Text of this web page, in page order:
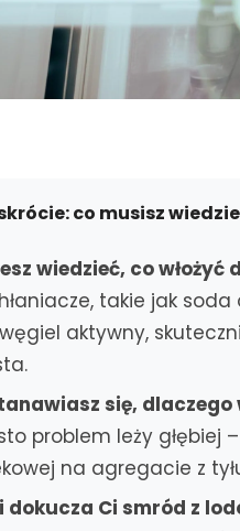
co musisz
wiedzieć, co włożyć
takie jak
aktywny,
się, dlaczego
problem leży głębiej
na agregacie z
dokucza Ci smród z